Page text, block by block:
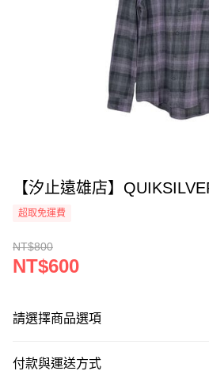
【汐止遠雄店】
超取免運費
NT$800
NT$600
請選擇商品選項
付款與運送方式